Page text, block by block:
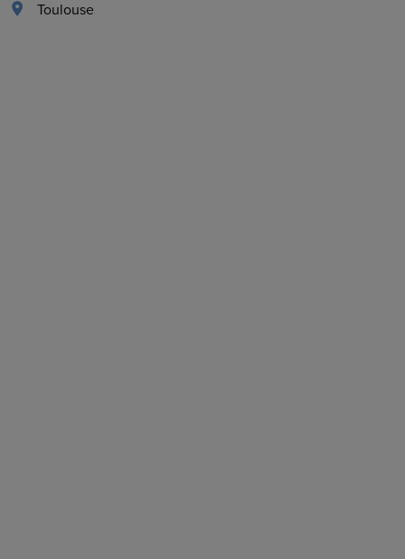
Toulouse